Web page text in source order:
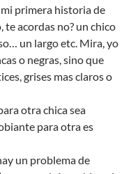
primera historia de
acordas no? un chico
un largo etc. Mira, yo
o negras, sino que
grises mas claros o
otra chica sea
para otra es
un problema de